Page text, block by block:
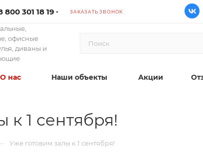
800 301 18 19 ЗАКАЗАТЬ ЗВОНОК
офисные
диваны и
О нас Наши объекты Акции
к 1 сентября!
Уже готовим залы к 1 сентября!